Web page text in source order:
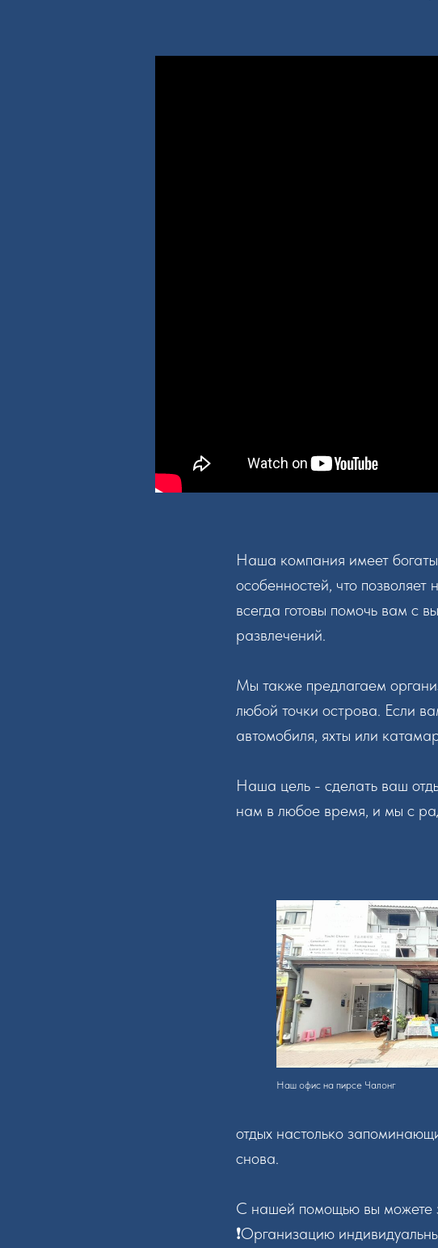
Наша компания имеет
особенностей, что
всегда готовы помочь вам с
развлечений.
Мы также предлагаем
любой точки острова. Если
автомобиля, яхты или
Наша цель - сделать ваш
нам в любое время, и мы с
Наш офис на пирсе Чалонг
отдых настолько
снова.
С нашей помощью вы можете
❗️Организацию